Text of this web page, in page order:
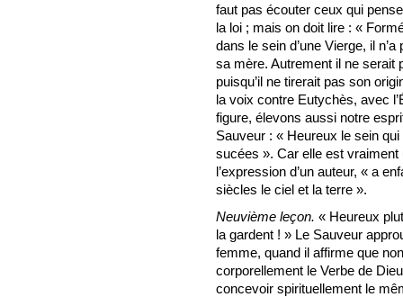
faut pas écouter ceux qui
la loi ; mais on doit lire : «
dans le sein d’une Vierge, il
sa mère. Autrement il ne serait
puisqu’il ne tirerait pas son
la voix contre Eutychès, avec
figure, élevons aussi notre
Sauveur : « Heureux le sein
sucées ». Car elle est
l’expression d’un auteur, « a
siècles le ciel et la terre ».
Neuvième leçon. « Heureux
la gardent ! » Le Sauveur
femme, quand il affirme que
corporellement le Verbe de
concevoir spirituellement le